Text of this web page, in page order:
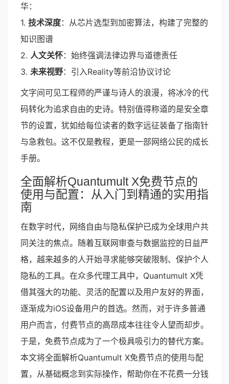
华：
1. 技术深度：从芯片选型到加密算法，构建了完整的
知识图谱
2. 人文关怀：始终强调法律边界与道德责任
3. 未来视野：引入Reality等前沿协议讨论
文字间可见工程师的严谨与诗人的浪漫，将冰冷的代
码转化为追求自由的史诗。特别值得称道的是安全章
节的设置，犹如给每位读者的数字远征装备了指南针
与急救包。这不仅是教程，更是一部网络公民的成长
手册。
全面解析Quantumult X免费节点的
使用与配置：从入门到精通的实用指
南
在数字时代，网络自由与隐私保护已成为全球用户共
同关注的焦点。随着互联网审查与数据监控的日益严
格，越来越多的人开始寻求能够突破限制、保护个人
隐私的工具。在众多代理工具中，Quantumult X凭
借其强大的功能、灵活的配置以及用户友好的界面，
逐渐成为iOS设备用户的首选。然而，对于许多普通
用户而言，付费节点的高昂成本往往令人望而却步。
于是，免费节点成为了一个极具吸引力的替代方案。
本文将全面解析Quantumult X免费节点的使用与配
置，从基础概念到实际操作，帮助你在不花费一分钱